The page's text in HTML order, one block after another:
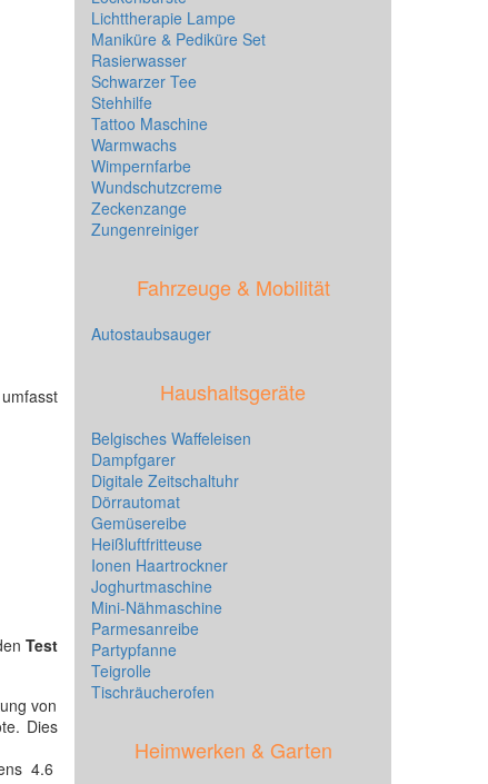
Test
von
Dies
4.6
Lichttherapie Lampe
Maniküre & Pediküre Set
Rasierwasser
Schwarzer Tee
Stehhilfe
Tattoo Maschine
Warmwachs
Wimpernfarbe
Wundschutzcreme
Zeckenzange
Zungenreiniger
Fahrzeuge & Mobilität
Autostaubsauger
Haushaltsgeräte
Belgisches Waffeleisen
Dampfgarer
Digitale Zeitschaltuhr
Dörrautomat
Gemüsereibe
Heißluftfritteuse
Ionen Haartrockner
Joghurtmaschine
Mini-Nähmaschine
Parmesanreibe
Partypfanne
Teigrolle
Tischräucherofen
Heimwerken & Garten